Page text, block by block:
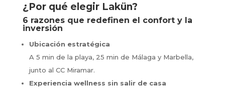
¿Por qué elegir Lakün?
6 razones que redefinen el confort y la
inversión
Ubicación estratégica
A 5 min de la playa, 25 min de Málaga y Marbella,
junto al CC Miramar.
Experiencia wellness sin salir de casa